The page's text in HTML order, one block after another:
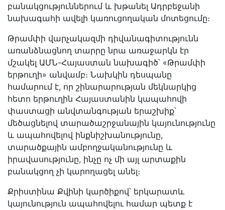
բանակցություններում և խթանել Ադրբեջանի
նախագահի ավելի կառուցողական մոտեցումը։
Թրամփի վարչակազմի դիվանագիտությունն
առանձնացնող տարրը նրա առաջարկն էր
մշակել ԱՄՆ-Հայաստան նախագիծ՝ «Թրամփի
երթուղի» անվամբ։ Նախկին դեսպանը
համարում է, որ շինարարության մեկնարկից
հետո երթուղին Հայաստանին կապահովի
փաստացի անվտանգության երաշխիք՝
մեծացնելով տարածաշրջանային կայունությունը
և ապահովելով ինքնիշխանությունը,
տարածքային ամբողջականությունը և
իրավասությունը, ինչը ոչ մի այլ արտաքին
բանակցող չի կարողացել անել։
Քրիստինա Քվինի կարծիքով՝ երկարատև
կայունություն ապահովելու համար պետք է